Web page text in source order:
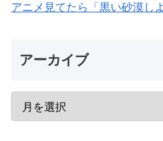
アニメ見てたら「黒い砂漠し
アーカイブ